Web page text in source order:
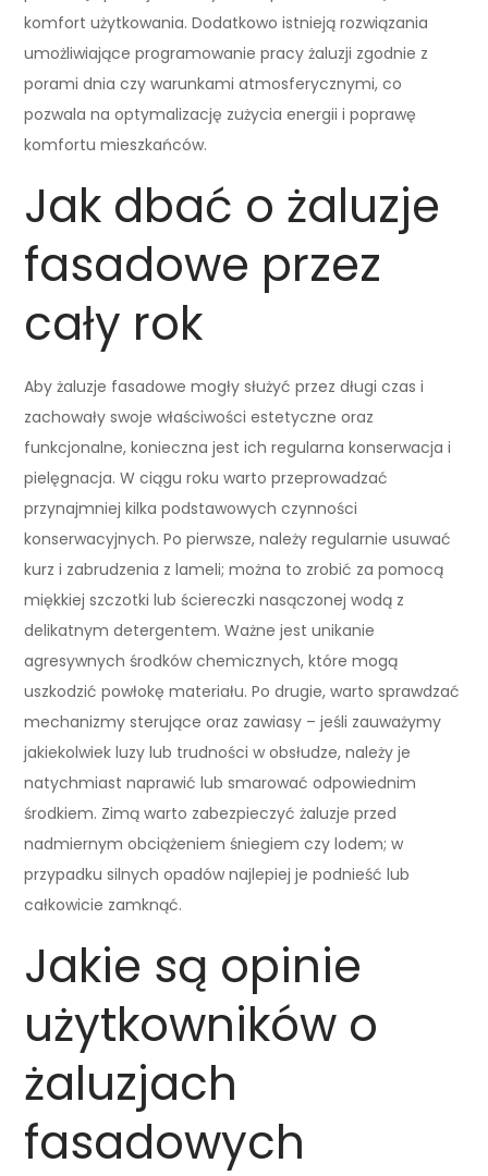
komfort użytkowania. Dodatkowo istnieją rozwiązania
umożliwiające programowanie pracy żaluzji zgodnie z
porami dnia czy warunkami atmosferycznymi, co
pozwala na optymalizację zużycia energii i poprawę
komfortu mieszkańców.
Jak dbać o żaluzje
fasadowe przez
cały rok
Aby żaluzje fasadowe mogły służyć przez długi czas i
zachowały swoje właściwości estetyczne oraz
funkcjonalne, konieczna jest ich regularna konserwacja i
pielęgnacja. W ciągu roku warto przeprowadzać
przynajmniej kilka podstawowych czynności
konserwacyjnych. Po pierwsze, należy regularnie usuwać
kurz i zabrudzenia z lameli; można to zrobić za pomocą
miękkiej szczotki lub ściereczki nasączonej wodą z
delikatnym detergentem. Ważne jest unikanie
agresywnych środków chemicznych, które mogą
uszkodzić powłokę materiału. Po drugie, warto sprawdzać
mechanizmy sterujące oraz zawiasy – jeśli zauważymy
jakiekolwiek luzy lub trudności w obsłudze, należy je
natychmiast naprawić lub smarować odpowiednim
środkiem. Zimą warto zabezpieczyć żaluzje przed
nadmiernym obciążeniem śniegiem czy lodem; w
przypadku silnych opadów najlepiej je podnieść lub
całkowicie zamknąć.
Jakie są opinie
użytkowników o
żaluzjach
fasadowych